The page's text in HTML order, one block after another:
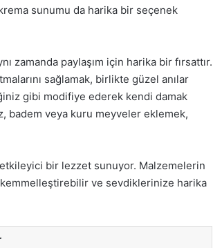
sunumu da harika bir seçenek
zamanda paylaşım için harika bir fırsattır.
sağlamak, birlikte güzel anılar
gibi modifiye ederek kendi damak
badem veya kuru meyveler eklemek,
etkileyici bir lezzet sunuyor. Malzemelerin
ve sevdiklerinize harika